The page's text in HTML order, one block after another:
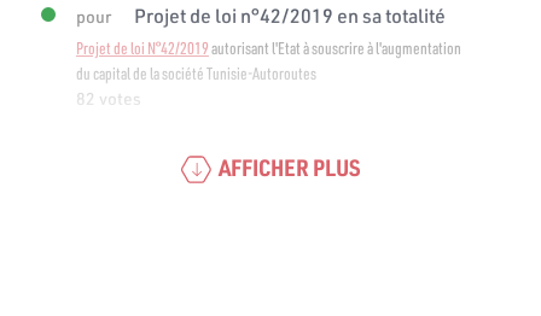
pour Projet de loi n°42/2019 en sa totalité
Projet de loi N°42/2019autorisant l'Etat à souscrire à l'augmentation
du capital de la société Tunisie-Autoroutes
82 votes
AFFICHER PLUS